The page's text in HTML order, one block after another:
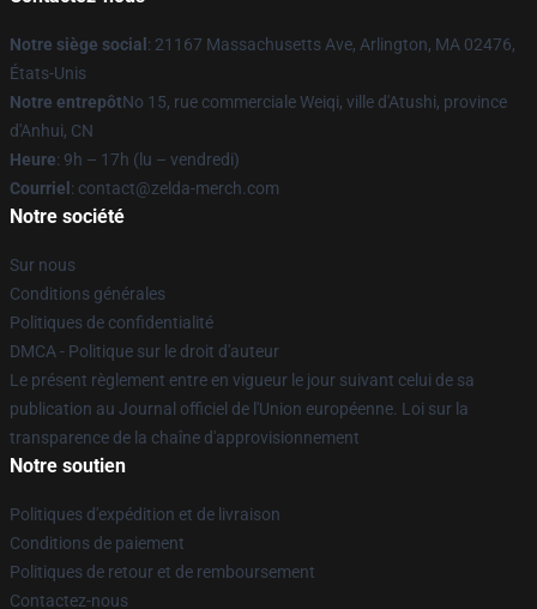
Notre siège social : 21167 Massachusetts Ave, Arlington, MA 02476,
États-Unis
Notre entrepôtNo 15, rue commerciale Weiqi, ville d'Atushi, province
d'Anhui, CN
Heure: 9h – 17h (lu – vendredi)
Courriel : contact@zelda-merch.com
Notre société
Sur nous
Conditions générales
Politiques de confidentialité
DMCA - Politique sur le droit d'auteur
Le présent règlement entre en vigueur le jour suivant celui de sa
publication au Journal officiel de l'Union européenne. Loi sur la
transparence de la chaîne d'approvisionnement
Notre soutien
Politiques d'expédition et de livraison
Conditions de paiement
Politiques de retour et de remboursement
Contactez-nous